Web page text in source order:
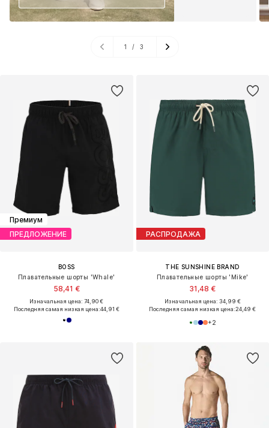
1 / 3
Премиум
ПРЕДЛОЖЕНИЕ
BOSS
Плавательные шорты 'Whale'
58,41 €
Изначальная цена: 74,90 €
Последняя самая низкая цена:44,91 €
РАСПРОДАЖА
THE SUNSHINE BRAND
Плавательные шорты 'Mike'
31,48 €
Изначальная цена: 34,99 €
Последняя самая низкая цена:24,49 €
+2